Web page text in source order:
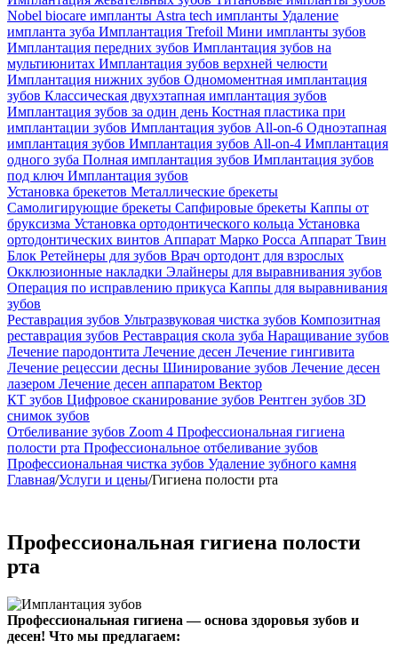
Nobel biocare импланты Astra tech импланты Удаление
импланта зуба Имплантация Trefoil Мини импланты зубов
Имплантация передних зубов Имплантация зубов на
мультиюнитах Имплантация зубов верхней челюсти
Имплантация нижних зубов Одномоментная имплантация
зубов Классическая двухэтапная имплантация зубов
Имплантация зубов за один день Костная пластика при
имплантации зубов Имплантация зубов All-on-6 Одноэтапная
имплантация зубов Имплантация зубов All-on-4 Имплантация
одного зуба Полная имплантация зубов Имплантация зубов
под ключ Имплантация зубов
Установка брекетов Металлические брекеты
Самолигирующие брекеты Сапфировые брекеты Каппы от
бруксизма Установка ортодонтического кольца Установка
ортодонтических винтов Аппарат Марко Росса Аппарат Твин
Блок Ретейнеры для зубов Врач ортодонт для взрослых
Окклюзионные накладки Элайнеры для выравнивания зубов
Операция по исправлению прикуса Каппы для выравнивания
зубов
Реставрация зубов Ультразвуковая чистка зубов Композитная
реставрация зубов Реставрация скола зуба Наращивание зубов
Лечение пародонтита Лечение десен Лечение гингивита
Лечение рецессии десны Шинирование зубов Лечение десен
лазером Лечение десен аппаратом Вектор
КТ зубов Цифровое сканирование зубов Рентген зубов 3D
снимок зубов
Отбеливание зубов Zoom 4 Профессиональная гигиена
полости рта Профессиональное отбеливание зубов
Профессиональная чистка зубов Удаление зубного камня
Главная/Услуги и цены/Гигиена полости рта
Профессиональная гигиена полости
рта
Профессиональная гигиена — основа здоровья зубов и
десен! Что мы предлагаем: